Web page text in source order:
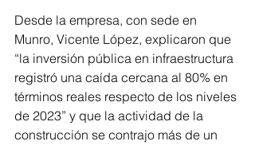
Desde la empresa, con sede en
Munro, Vicente López, explicaron que
“la inversión pública en infraestructura
registró una caída cercana al 80% en
términos reales respecto de los niveles
de 2023” y que la actividad de la
construcción se contrajo más de un